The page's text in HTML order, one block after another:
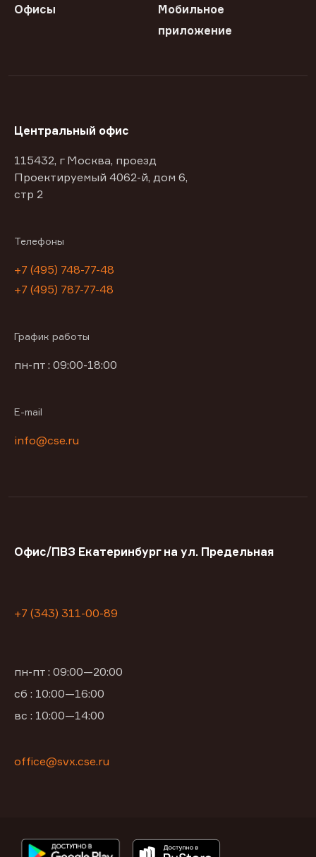
Офисы
Мобильное
приложение
Центральный офис
115432, г Москва, проезд
Проектируемый 4062-й, дом 6,
стр 2
Телефоны
+7 (495) 748-77-48
+7 (495) 787-77-48
График работы
пн-пт : 09:00-18:00
E-mail
info@cse.ru
Офис/ПВЗ Екатеринбург на ул. Предельная
+7 (343) 311-00-89
пн-пт : 09:00—20:00
сб : 10:00—16:00
вс : 10:00—14:00
office@svx.cse.ru